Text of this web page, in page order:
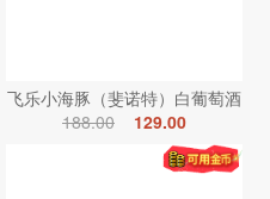
飞乐小海豚（斐诺特）白葡萄酒
188.00
129.00